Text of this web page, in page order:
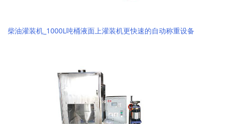
柴油灌装机_1000L吨桶液面上灌装机更快速的自动称重设备